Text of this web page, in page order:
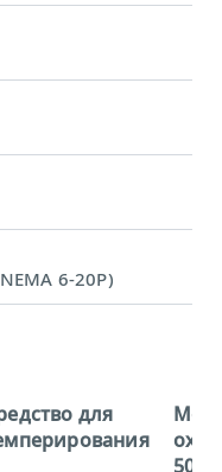
6-20P)
для
50 Гц